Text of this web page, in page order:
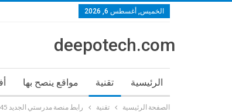
الخميس, أغسطس 6, 2026
deepotech.com
الرئيسية تقنية مواقع ينصح بها
الصفحة الرئيسية تقنية رابط منصة مدرستي الجديد 1445